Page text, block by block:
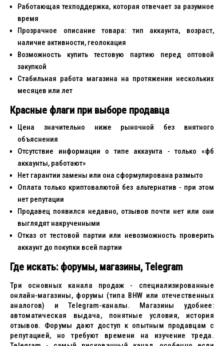
Работающая техподдержка, которая отвечает за разумное
время
Прозрачное описание товара: тип аккаунта, возраст,
наличие активности, геолокация
Возможность купить тестовую партию перед оптовой
закупкой
Стабильная работа магазина на протяжении нескольких
месяцев или лет
Красные флаги при выборе продавца
Цена значительно ниже рыночной без внятного
объяснения
Отсутствие информации о типе аккаунта - только «фб
аккаунты, работают»
Нет гарантии замены или она сформулирована размыто
Оплата только криптовалютой без альтернатив - при этом
нет репутации
Продавец появился недавно, отзывов почти нет или они
выглядят накрученными
Отказ от тестовой партии или невозможность проверить
аккаунт до покупки всей партии
Где искать: форумы, магазины, Telegram
Три основных канала продаж - специализированные
онлайн-магазины, форумы (типа BHW или отечественных
аналогов) и Telegram-каналы. Магазины удобнее:
автоматическая выдача, понятные условия, история
отзывов. Форумы дают доступ к опытным продавцам с
репутацией, но требуют времени на изучение треда.